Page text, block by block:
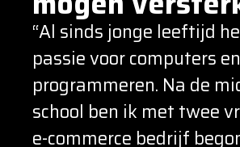
“Al sinds jonge leeftijd
passie voor computers en
programmeren. Na de
school ben ik met twee
e-commerce bedrijf